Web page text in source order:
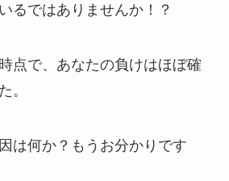
るではありませんか！？
点で、あなたの負けはほぼ確
。
は何か？もうお分かりです